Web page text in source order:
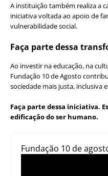
A instituição também realiza a
iniciativa voltada ao apoio de
vulnerabilidade social.
Faça parte dessa
Ao investir na educação, na
Fundação 10 de Agosto
sociedade mais justa, inclusiva
Faça parte dessa iniciativa.
edificação do ser humano.
Fundação 10 de